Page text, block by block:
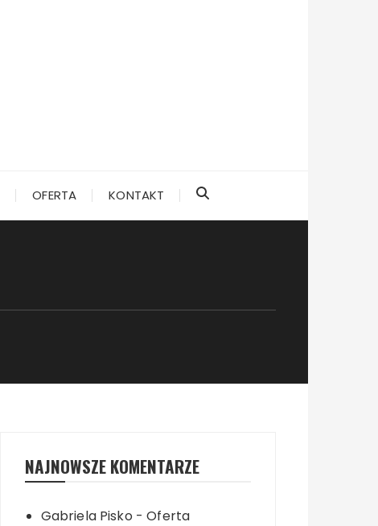
OFERTA KONTAKT
NAJNOWSZE KOMENTARZE
Gabriela Pisko -Oferta